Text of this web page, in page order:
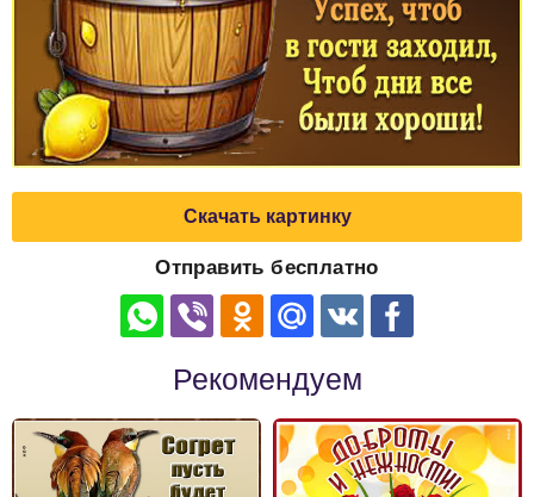
Скачать картинку
Отправить бесплатно
Рекомендуем